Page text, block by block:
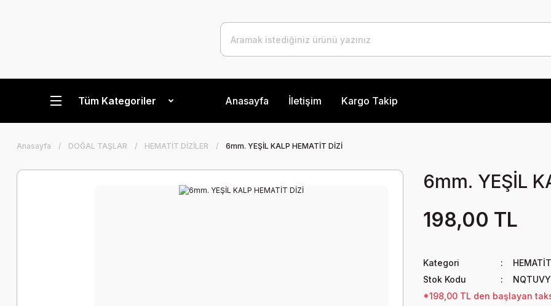
Tüm Kategoriler Anasayfa İletişim Kargo Takip
Anasayfa DOĞAL TAŞLAR HEMATİT DİZİLER 6mm. YEŞİL KALP HEMATİT DİZİ
6mm. YEŞİL
198,00 TL
Kategori
Stok Kodu
*198,00 TL den başlayan